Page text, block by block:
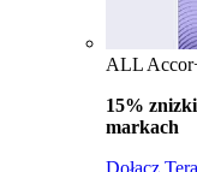
ALL
15% znizki
markach
Dołącz